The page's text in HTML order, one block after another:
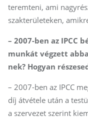
teremteni, ami
szakterületeken,
– 2007-ben az IPCC
munkát végzett
nek? Hogyan
– 2007-ben az IPCC
díj átvétele után a
a szervezet szerint